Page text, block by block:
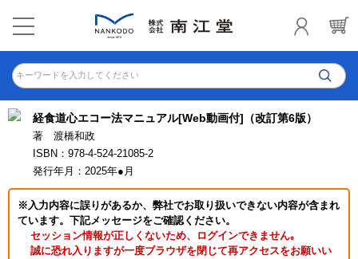
キーワードを入力してください
経食道心エコー法マニュアル[Web動画付]（改訂第6版）
著 渡橋和政
ISBN：978-4-524-21085-2
発行年月：2025年●月
※入力内容に誤りがあるか、弊社でお取り扱いできない内容が含まれ
ています。下記メッセージをご確認ください。
セッション情報が正しくないため、ログインできません｡
誠に恐れ入りますが一度ブラウザを閉じて再アクセスをお願いい